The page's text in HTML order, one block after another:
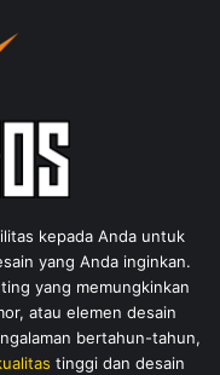
kepada Anda untuk
yang Anda inginkan.
yang memungkinkan
atau elemen desain
bertahun-tahun,
tinggi dan desain